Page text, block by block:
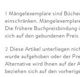
1 Mängelexemplare sind
einschränken.
Die frühere Buchpreisbindung
sich auf den gebundenen
2 Diese Artikel unterliegen
wurde aufgehoben oder der
Alternative wird Ihnen auf der
beziehen sich auf den